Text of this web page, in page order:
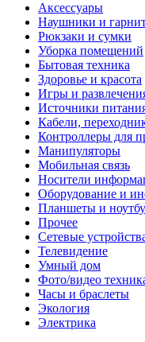
Аксессуары
Наушники и
Рюкзаки и сумки
Уборка помещений
Бытовая техника
Здоровье и красота
Игры и
Источники
Кабели,
Контроллеры для
Манипуляторы
Мобильная связь
Носители
Оборудование и
Планшеты и
Прочее
Сетевые
Телевидение
Умный дом
Фото/видео
Часы и браслеты
Экология
Электрика